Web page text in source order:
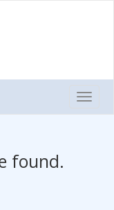
found.